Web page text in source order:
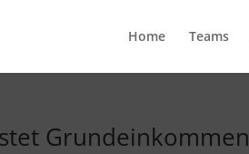
Home Teams
Grundeinkommen